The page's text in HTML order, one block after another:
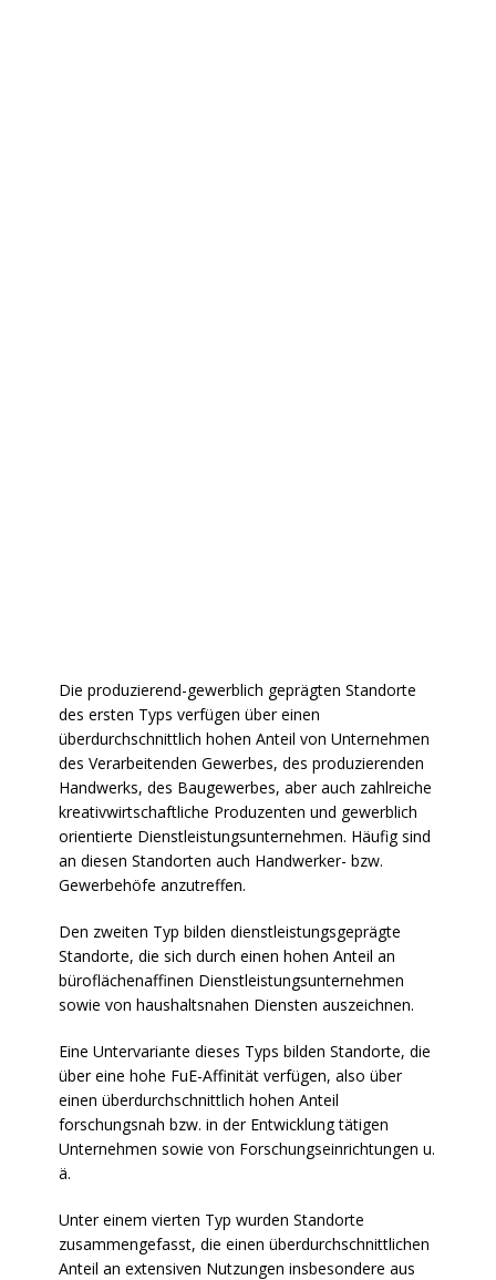
Die produzierend-gewerblich geprägten Standorte
des ersten Typs verfügen über einen
überdurchschnittlich hohen Anteil von Unternehmen
des Verarbeitenden Gewerbes, des produzierenden
Handwerks, des Baugewerbes, aber auch zahlreiche
kreativwirtschaftliche Produzenten und gewerblich
orientierte Dienstleistungsunternehmen. Häufig sind
an diesen Standorten auch Handwerker- bzw.
Gewerbehöfe anzutreffen.
Den zweiten Typ bilden dienstleistungsgeprägte
Standorte, die sich durch einen hohen Anteil an
büroflächenaffinen Dienstleistungsunternehmen
sowie von haushaltsnahen Diensten auszeichnen.
Eine Untervariante dieses Typs bilden Standorte, die
über eine hohe FuE-Affinität verfügen, also über
einen überdurchschnittlich hohen Anteil
forschungsnah bzw. in der Entwicklung tätigen
Unternehmen sowie von Forschungseinrichtungen u.
ä.
Unter einem vierten Typ wurden Standorte
zusammengefasst, die einen überdurchschnittlichen
Anteil an extensiven Nutzungen insbesondere aus